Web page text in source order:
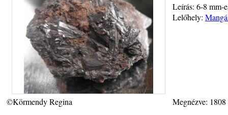
Leírás: 6-8 mm-
Lelőhely:
©Körmendy Regina Megnézve: